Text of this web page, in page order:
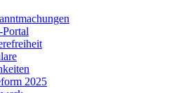
2025